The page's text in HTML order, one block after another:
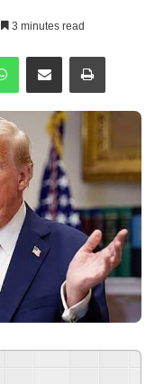
3 minutes read